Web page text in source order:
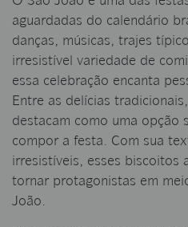
aguardadas do calendário
danças, músicas, trajes
irresistível variedade de
essa celebração encanta
Entre as delícias
destacam como uma opção
compor a festa. Com sua
irresistíveis, esses biscoitos
tornar protagonistas em
João.